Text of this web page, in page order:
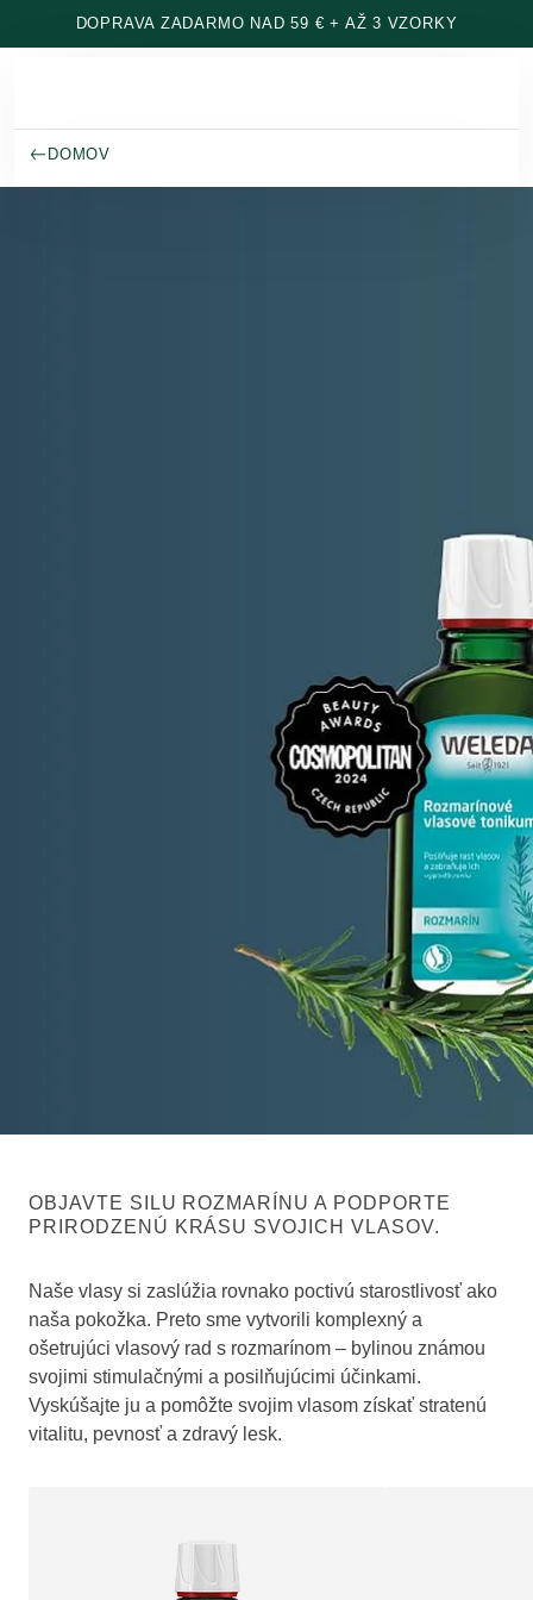
Prejsť na hlavný obsah
DOPRAVA ZADARMO NAD 59 € + AŽ 3 VZORKY
DOMOV
OBJAVTE SILU ROZMARÍNU A PODPORTE
PRIRODZENÚ KRÁSU SVOJICH VLASOV.
Naše vlasy si zaslúžia rovnako poctivú starostlivosť ako
naša pokožka. Preto sme vytvorili komplexný a
ošetrujúci vlasový rad s rozmarínom – bylinou známou
svojimi stimulačnými a posilňujúcimi účinkami.
Vyskúšajte ju a pomôžte svojim vlasom získať stratenú
vitalitu, pevnosť a zdravý lesk.